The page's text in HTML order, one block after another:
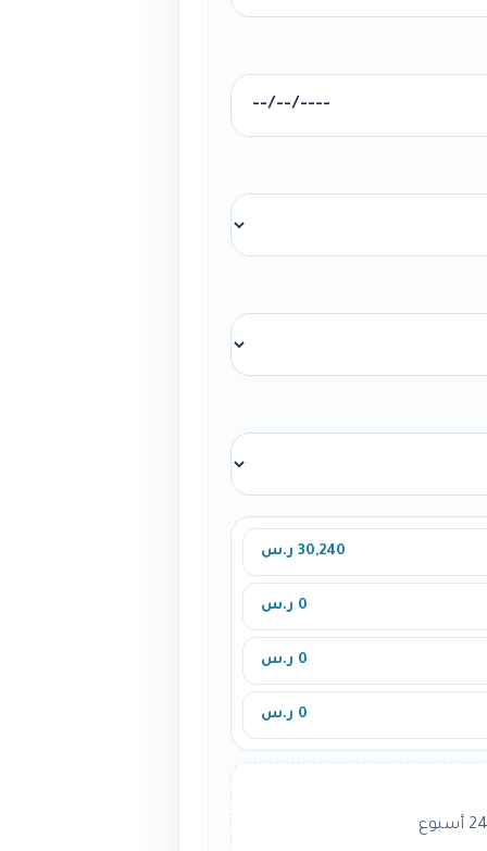
30,240 ر.س
0 ر.س
0 ر.س
0 ر.س